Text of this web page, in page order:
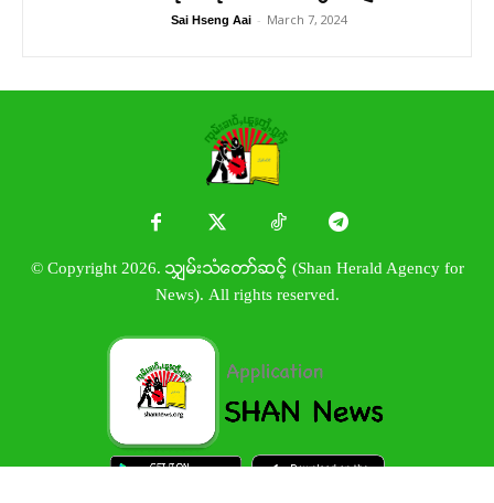
Sai Hseng Aai - March 7, 2024
© Copyright 2026. သျှမ်းသံတော်ဆင့် (Shan Herald Agency for
News). All rights reserved.